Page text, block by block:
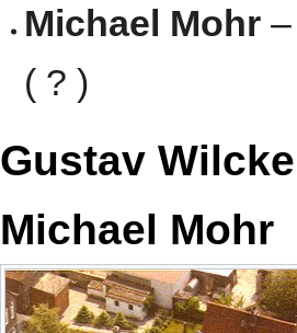
Michael Mohr
( ? )
Gustav
Michael Mohr